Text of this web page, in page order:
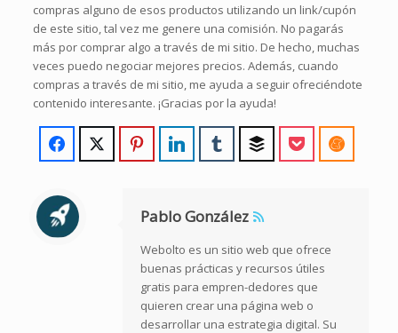
compras alguno de esos productos utilizando un link/cupón
de este sitio, tal vez me genere una comisión. No pagarás
más por comprar algo a través de mi sitio. De hecho, muchas
veces puedo negociar mejores precios. Además, cuando
compras a través de mi sitio, me ayuda a seguir ofreciéndote
contenido interesante. ¡Gracias por la ayuda!
Pablo González
Webolto es un sitio web que ofrece
buenas prácticas y recursos útiles
gratis para empren-dedores que
quieren crear una página web o
desarrollar una estrategia digital. Su